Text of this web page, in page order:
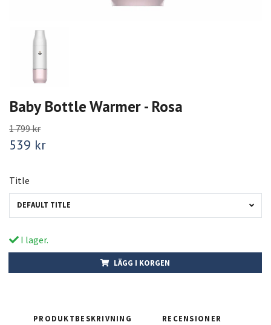
Baby Bottle Warmer - Rosa
1 799 kr
539 kr
Title
DEFAULT TITLE
I lager.
LÄGG I KORGEN
PRODUKTBESKRIVNING RECENSIONER